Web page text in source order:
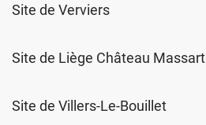
Site de Verviers
Site de Liège Château Massart
Site de Villers-Le-Bouillet